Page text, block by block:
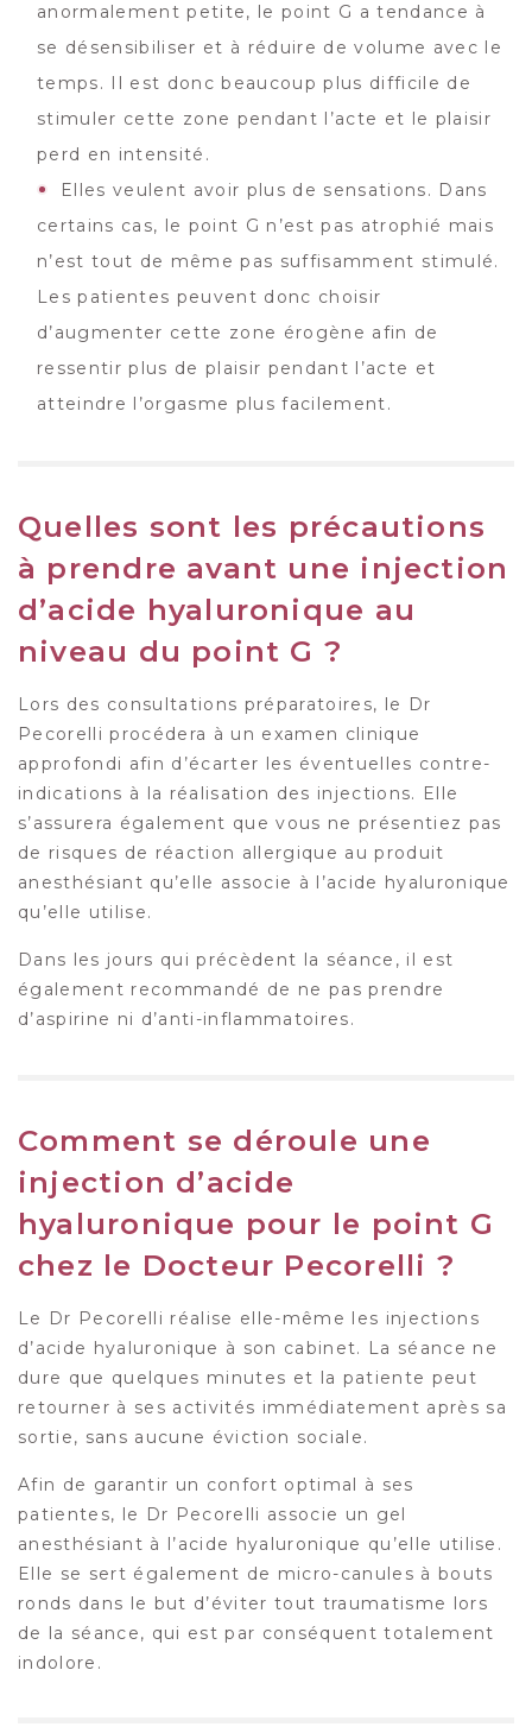
anormalement petite, le point G a tendance à
se désensibiliser et à réduire de volume avec le
temps. Il est donc beaucoup plus difficile de
stimuler cette zone pendant l’acte et le plaisir
perd en intensité.
Elles veulent avoir plus de sensations. Dans
certains cas, le point G n’est pas atrophié mais
n’est tout de même pas suffisamment stimulé.
Les patientes peuvent donc choisir
d’augmenter cette zone érogène afin de
ressentir plus de plaisir pendant l’acte et
atteindre l’orgasme plus facilement.
Quelles sont les précautions
à prendre avant une injection
d’acide hyaluronique au
niveau du point G ?
Lors des consultations préparatoires, le Dr
Pecorelli procédera à un examen clinique
approfondi afin d’écarter les éventuelles contre-
indications à la réalisation des injections. Elle
s’assurera également que vous ne présentiez pas
de risques de réaction allergique au produit
anesthésiant qu’elle associe à l’acide hyaluronique
qu’elle utilise.
Dans les jours qui précèdent la séance, il est
également recommandé de ne pas prendre
d’aspirine ni d’anti-inflammatoires.
Comment se déroule une
injection d’acide
hyaluronique pour le point G
chez le Docteur Pecorelli ?
Le Dr Pecorelli réalise elle-même les injections
d’acide hyaluronique à son cabinet. La séance ne
dure que quelques minutes et la patiente peut
retourner à ses activités immédiatement après sa
sortie, sans aucune éviction sociale.
Afin de garantir un confort optimal à ses
patientes, le Dr Pecorelli associe un gel
anesthésiant à l’acide hyaluronique qu’elle utilise.
Elle se sert également de micro-canules à bouts
ronds dans le but d’éviter tout traumatisme lors
de la séance, qui est par conséquent totalement
indolore.